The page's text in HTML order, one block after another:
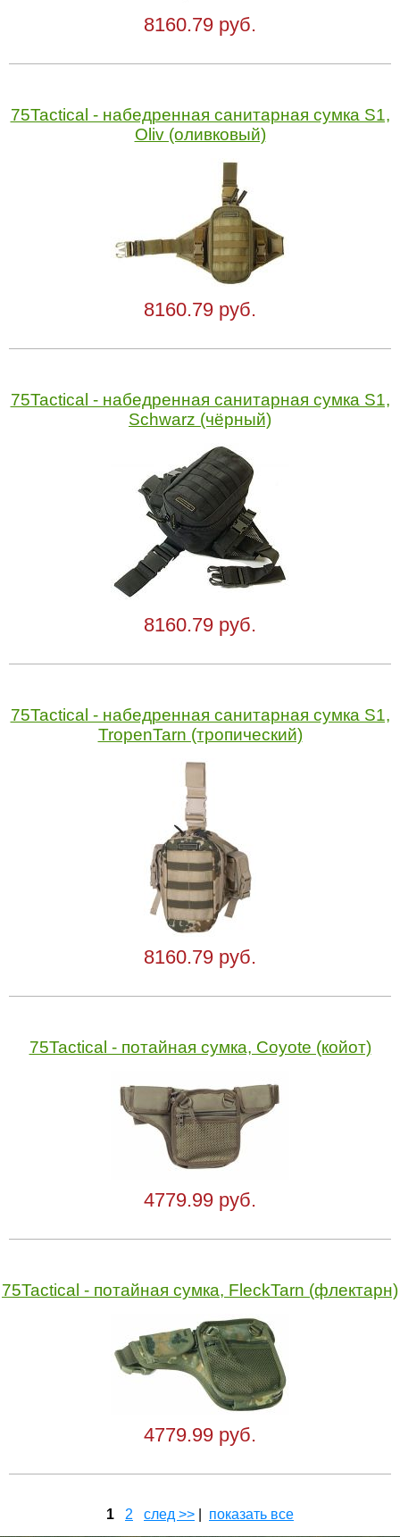
8160.79 руб.
75Tactical - набедренная санитарная сумка S1,
Oliv (оливковый)
8160.79 руб.
75Tactical - набедренная санитарная сумка S1,
Schwarz (чёрный)
8160.79 руб.
75Tactical - набедренная санитарная сумка S1,
TropenTarn (тропический)
8160.79 руб.
75Tactical - потайная сумка, Coyote (койот)
4779.99 руб.
75Tactical - потайная сумка, FleckTarn (флектарн)
4779.99 руб.
1 2 след >> показать все